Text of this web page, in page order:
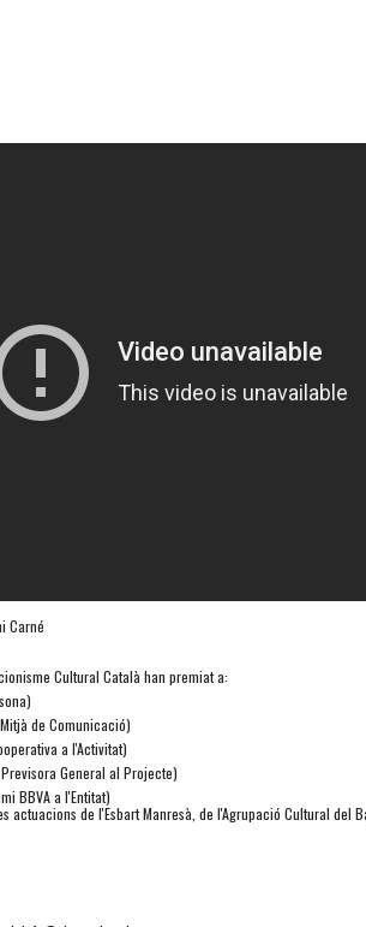
Carné
Cultural Català han premiat a:
de Comunicació)
a l'Activitat)
Previsora General al Projecte)
BBVA a l'Entitat)
actuacions de l'Esbart Manresà, de l'Agrupació Cultural del